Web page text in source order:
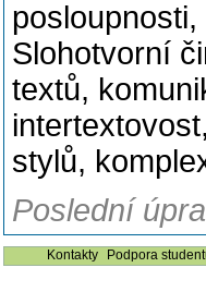
Slohotvorní
textů,
stylů,
Poslední
Kontakty
Podpora